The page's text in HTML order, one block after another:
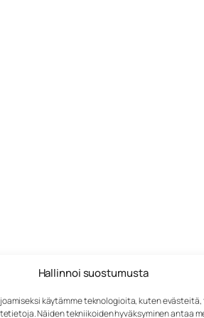
Hallinnoi suostumusta
käytämme teknologioita, kuten
Näiden tekniikoiden hyväksyminen antaa